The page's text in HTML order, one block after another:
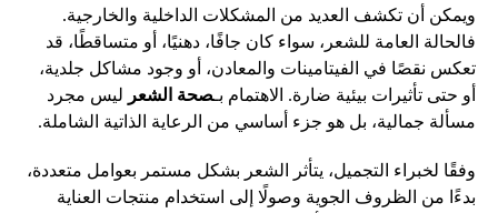
ويمكن أن تكشف العديد من المشكلات الداخلية والخارجية.
فالحالة العامة للشعر، سواء كان جافًا، دهنيًا، أو متساقطًا، قد
تعكس نقصًا في الفيتامينات والمعادن، أو وجود مشاكل جلدية،
أو حتى تأثيرات بيئية ضارة. الاهتمام بـصحة الشعر ليس مجرد
مسألة جمالية، بل هو جزء أساسي من الرعاية الذاتية الشاملة.
وفقًا لخبراء التجميل، يتأثر الشعر بشكل مستمر بعوامل متعددة،
بدءًا من الظروف الجوية وصولًا إلى استخدام منتجات العناية